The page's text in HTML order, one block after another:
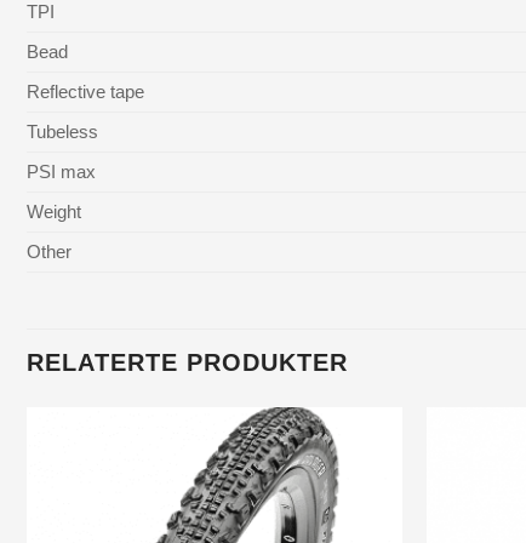
TPI
Bead
Reflective tape
Tubeless
PSI max
Weight
Other
RELATERTE PRODUKTER